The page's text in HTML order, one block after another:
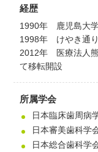
経歴
1990年 鹿児島大
1998年 けやき通
2012年 医療法人熊
て移転開設
所属学会
日本臨床歯周病
日本審美歯科学
日本総合歯科学